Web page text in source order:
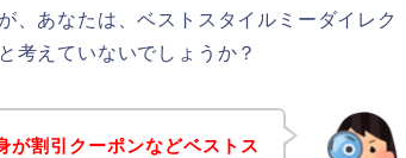
、あなたは、ベストスタイルミーダイレク
考えていないでしょうか？
が割引クーポンなどベストス